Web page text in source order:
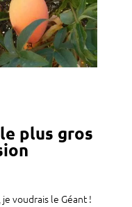
plus gros
voudrais le Géant !